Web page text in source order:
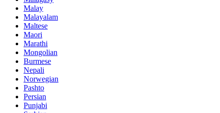
Malay
Malayalam
Maltese
Maori
Marathi
Mongolian
Burmese
Nepali
Norwegian
Pashto
Persian
Punjabi